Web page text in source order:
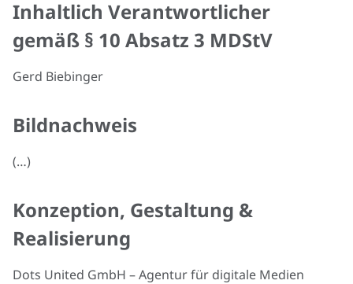
Inhaltlich Verantwortlicher
gemäß § 10 Absatz 3 MDStV
Gerd Biebinger
Bildnachweis
(…)
Konzeption, Gestaltung &
Realisierung
Dots United GmbH – Agentur für digitale Medien